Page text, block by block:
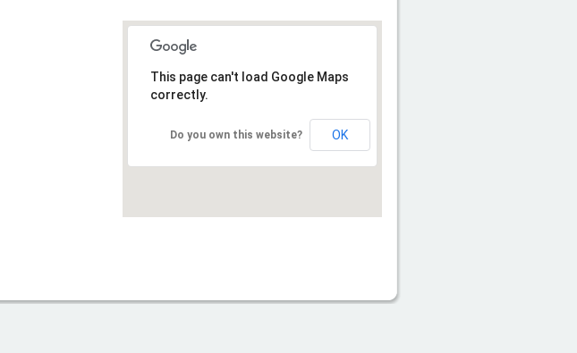
This page can't load Google Maps
correctly.
Do you own this website? OK